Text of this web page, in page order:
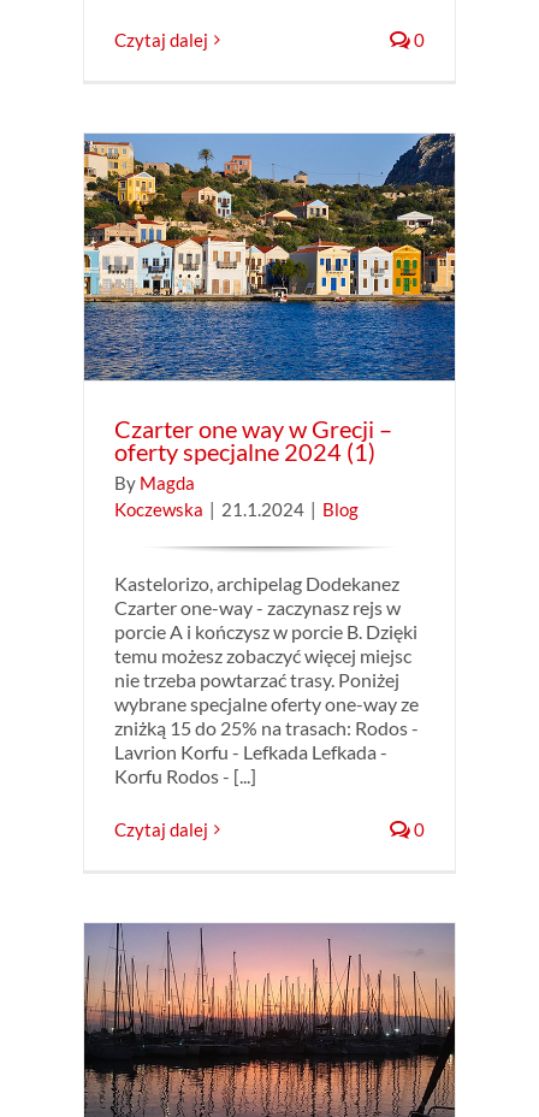
Czytaj dalej 0
Czarter one way w Grecji –
oferty specjalne 2024 (1)
By Magda
Koczewska | 21.1.2024 | Blog
Kastelorizo, archipelag Dodekanez
Czarter one-way - zaczynasz rejs w
porcie A i kończysz w porcie B. Dzięki
temu możesz zobaczyć więcej miejsc
nie trzeba powtarzać trasy. Poniżej
wybrane specjalne oferty one-way ze
zniżką 15 do 25% na trasach: Rodos -
Lavrion Korfu - Lefkada Lefkada -
Korfu Rodos - [...]
Czytaj dalej 0